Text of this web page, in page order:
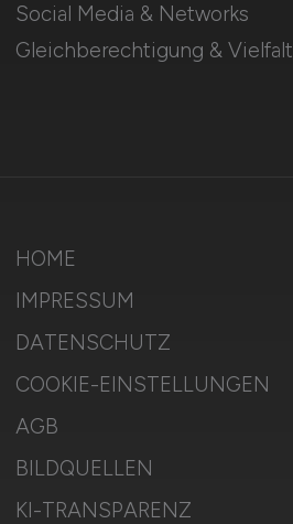
Social Media & Networks
Gleichberechtigung & Vielfalt
HOME
IMPRESSUM
DATENSCHUTZ
COOKIE-EINSTELLUNGEN
AGB
BILDQUELLEN
KI-TRANSPARENZ